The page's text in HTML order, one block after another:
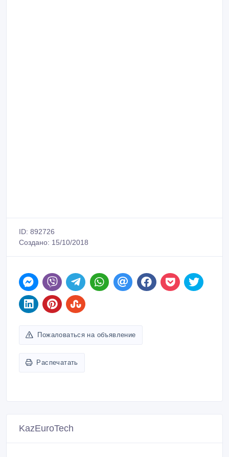
ID: 892726
Создано: 15/10/2018
Пожаловаться на объявление
Распечатать
KazEuroTech